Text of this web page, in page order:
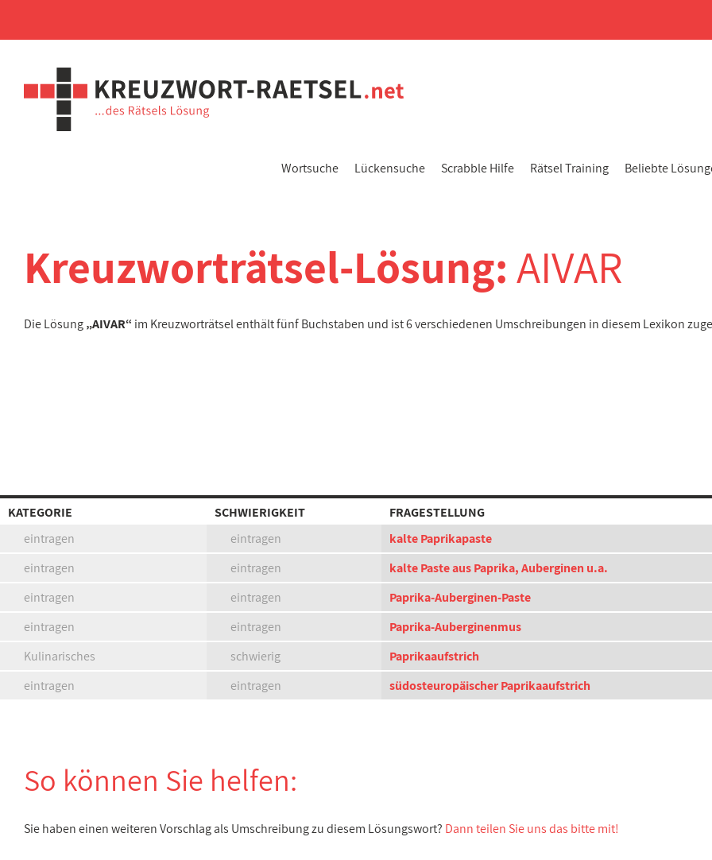
Wortsuche Lückensuche Scrabble Hilfe Rätsel Training Beliebte
Kreuzworträtsel-Lösung:AIVAR
Die Lösung„AIVAR“ im Kreuzworträtsel enthält fünf Buchstaben und ist 6 verschiedenen Umschreibungen in diesem Lexikon
KATEGORIE SCHWIERIGKEIT
FRAGESTELLUNG
eintragen
eintragen
kalte Paprikapaste
eintragen
eintragen
kalte Paste aus Paprika, Auberginen u.a.
eintragen
eintragen
Paprika-Auberginen-Paste
eintragen
eintragen
Paprika-Auberginenmus
Kulinarisches
schwierig
Paprikaaufstrich
eintragen
eintragen südosteuropäischer Paprikaaufstrich
So können Sie helfen:
Sie haben einen weiteren Vorschlag als Umschreibung zu diesem Lösungswort? Dann teilen Sie uns das bitte mit!